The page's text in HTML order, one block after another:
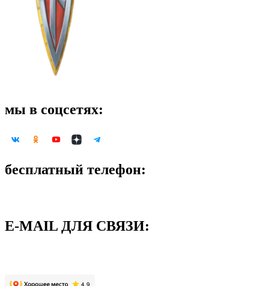
мы в соцсетях:
бесплатный телефон:
E-MAIL ДЛЯ СВЯЗИ: